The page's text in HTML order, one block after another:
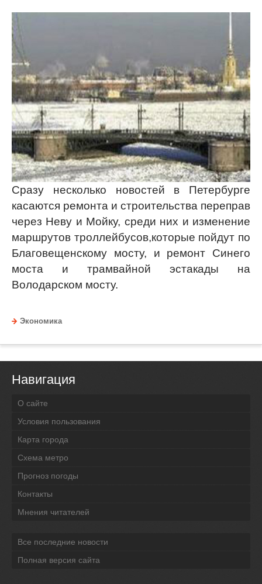
Сразу несколько новостей в Петербурге
касаются ремонта и строительства переправ
через Неву и Мойку, среди них и изменение
маршрутов троллейбусов,которые пойдут по
Благовещенскому мосту, и ремонт Синего
моста и трамвайной эстакады на
Володарском мосту.
Экономика
Навигация
О сайте
Условия пользования
Карта города
Схема метро
Прогноз погоды
Контакты
Мнения читателей
Все последние новости
Полная версия сайта